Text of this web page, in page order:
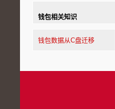
钱包相关知识
钱包数据从C盘迁移